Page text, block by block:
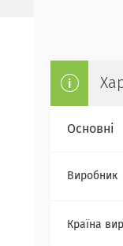
Основні
Виробник
Країна